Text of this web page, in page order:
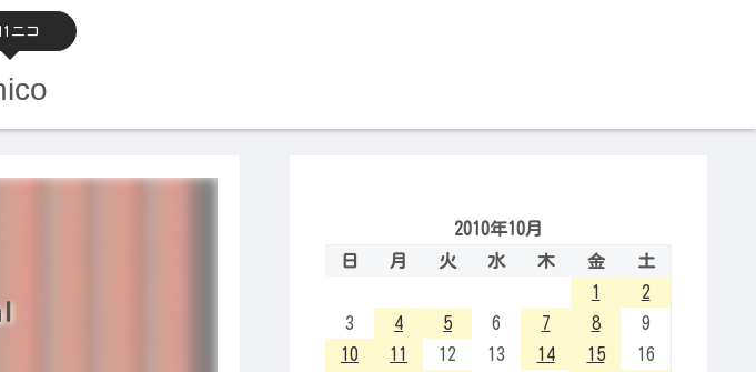
1ニコ
2010年10月
日
月 火 水 木 金
土
1
2
3
4 5 6 7 8
9
10
11 12 13 14 15
16